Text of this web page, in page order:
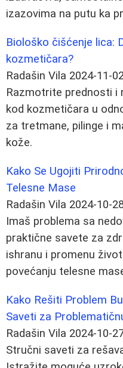
izazovima na putu ka
Biološko čišćenje lica:
kozmetičara?
Radašin Vila 2024-11-
Razmotrite prednosti i
kod kozmetičara u
za tretmane, pilinge i
kože.
Kako Se Ugojiti
Telesne Mase
Radašin Vila 2024-10-
Imaš problema sa
praktične savete za
ishranu i promenu
povećanju telesne
Kako Rešiti Problem
Saveti za
Radašin Vila 2024-10-
Stručni saveti za